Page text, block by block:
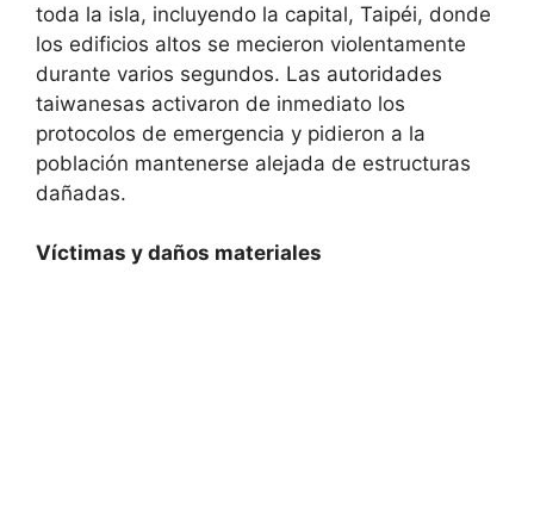
toda la isla, incluyendo la capital, Taipéi, donde
los edificios altos se mecieron violentamente
durante varios segundos. Las autoridades
taiwanesas activaron de inmediato los
protocolos de emergencia y pidieron a la
población mantenerse alejada de estructuras
dañadas.
Víctimas y daños materiales